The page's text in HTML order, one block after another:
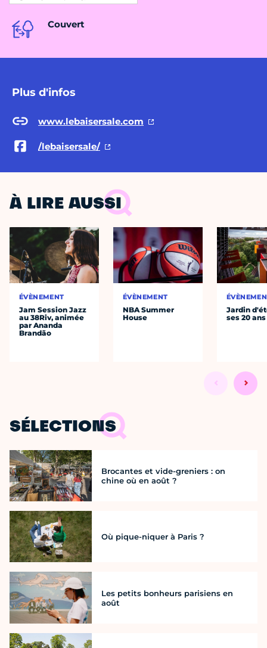
Couvert
Plus d'infos
www.lebaisersale.com
/lebaisersale/
À LIRE AUSSI
ÉVÈNEMENT
Jam Session Jazz
au 38Riv, animée
par Ananda
Brandão
ÉVÈNEMENT
NBA Summer
House
Jardin
ses 20 ans
SÉLECTIONS
Brocantes et vide-greniers : on
chine où en août ?
Où pique-niquer à Paris ?
Les petits bonheurs parisiens en
août